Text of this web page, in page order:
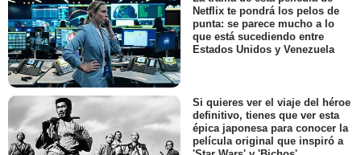
Netflix te pondrá los pelos de
punta: se parece mucho a lo
que está sucediendo entre
Estados Unidos y Venezuela
Si quieres ver el viaje del héroe
definitivo, tienes que ver esta
épica japonesa para conocer la
película original que inspiró a